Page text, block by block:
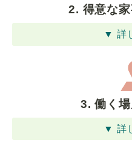
2. 得意な
▼ 詳
3. 働く
▼ 詳